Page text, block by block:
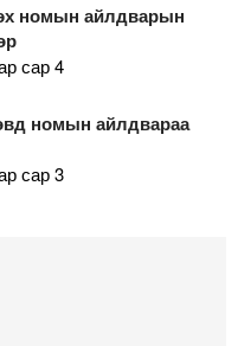
номын айлдварын
сар 4
номын айлдвараа
сар 3